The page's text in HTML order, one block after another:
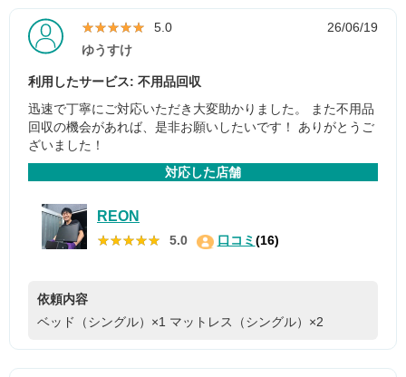
★★★★★
★★★★★ 5.0
26/06/19
ゆうすけ
利用したサービス: 不用品回収
迅速で丁寧にご対応いただき大変助かりました。 また不用品
回収の機会があれば、是非お願いしたいです！ ありがとうご
ざいました！
対応した店舗
REON
★★★★★
★★★★★ 5.0 口コミ(16)
依頼内容
ベッド（シングル）×1 マットレス（シングル）×2